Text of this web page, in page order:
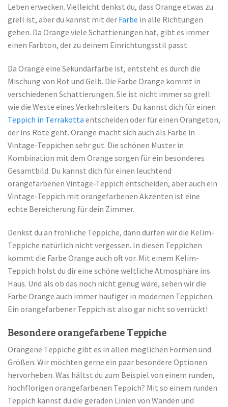
Leben erwecken. Vielleicht denkst du, dass Orange etwas zu
grell ist, aber du kannst mit der Farbe in alle Richtungen
gehen. Da Orange viele Schattierungen hat, gibt es immer
einen Farbton, der zu deinem Einrichtungsstil passt.
Da Orange eine Sekundärfarbe ist, entsteht es durch die
Mischung von Rot und Gelb. Die Farbe Orange kommt in
verschiedenen Schattierungen. Sie ist nicht immer so grell
wie die Weste eines Verkehrsleiters. Du kannst dich für einen
Teppich in Terrakotta entscheiden oder für einen Orangeton,
der ins Rote geht. Orange macht sich auch als Farbe in
Vintage-Teppichen sehr gut. Die schönen Muster in
Kombination mit dem Orange sorgen für ein besonderes
Gesamtbild. Du kannst dich für einen leuchtend
orangefarbenen Vintage-Teppich entscheiden, aber auch ein
Vintage-Teppich mit orangefarbenen Akzenten ist eine
echte Bereicherung für dein Zimmer.
Denkst du an fröhliche Teppiche, dann dürfen wir die Kelim-
Teppiche natürlich nicht vergessen. In diesen Teppichen
kommt die Farbe Orange auch oft vor. Mit einem Kelim-
Teppich holst du dir eine schöne weltliche Atmosphäre ins
Haus. Und als ob das noch nicht genug wäre, sehen wir die
Farbe Orange auch immer häufiger in modernen Teppichen.
Ein orangefarbener Teppich ist also gar nicht so verrückt!
Besondere orangefarbene Teppiche
Orangene Teppiche gibt es in allen möglichen Formen und
Größen. Wir möchten gerne ein paar besondere Optionen
hervorheben. Was hältst du zum Beispiel von einem runden,
hochflorigen orangefarbenen Teppich? Mit so einem runden
Teppich kannst du die geraden Linien von Wänden und